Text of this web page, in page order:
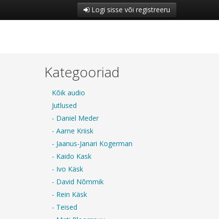
Logi sisse või registreeru
Kategooriad
Kõik audio
Jutlused
- Daniel Meder
- Aarne Kriisk
- Jaanus-Janari Kogerman
- Kaido Kask
- Ivo Käsk
- David Nõmmik
- Rein Käsk
- Teised